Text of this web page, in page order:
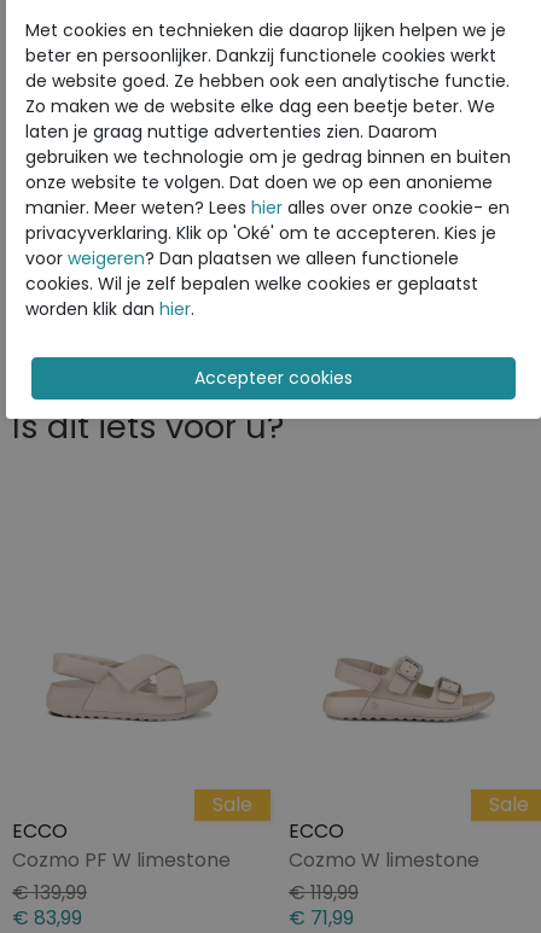
ECCO
Toon alles vanECCO
Naar alleslippers
Materiaal
Leer
Uitneembaar voetbed
nee
Is dit iets voor u?
ECCO
Cozmo PF W limestone
€ 139,99
€ 83,99
Sale
ECCO
Cozmo W limestone
€ 119,99
€ 71,99
Sale
Met cookies en technieken die daarop lijken helpen we je
beter en persoonlijker. Dankzij functionele cookies werkt
de website goed. Ze hebben ook een analytische functie.
Zo maken we de website elke dag een beetje beter. We
laten je graag nuttige advertenties zien. Daarom
gebruiken we technologie om je gedrag binnen en buiten
onze website te volgen. Dat doen we op een anonieme
manier. Meer weten? Lees hier alles over onze cookie- en
privacyverklaring. Klik op 'Oké' om te accepteren. Kies je
voor weigeren? Dan plaatsen we alleen functionele
cookies. Wil je zelf bepalen welke cookies er geplaatst
worden klik dan hier.